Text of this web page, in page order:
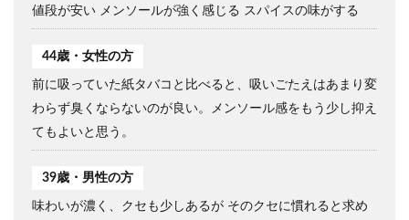
値段が安い メンソールが強く感じる スパイスの味がする
44歳・女性の方
前に吸っていた紙タバコと比べると、吸いごたえはあまり変
わらず臭くならないのが良い。メンソール感をもう少し抑え
てもよいと思う。
39歳・男性の方
味わいが濃く、クセも少しあるが そのクセに慣れると求め